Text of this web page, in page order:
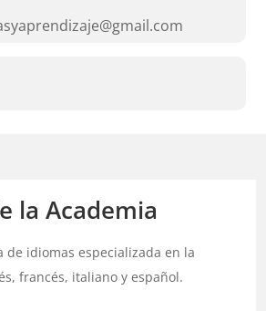
la Academia
de idiomas especializada en la
francés, italiano y español.